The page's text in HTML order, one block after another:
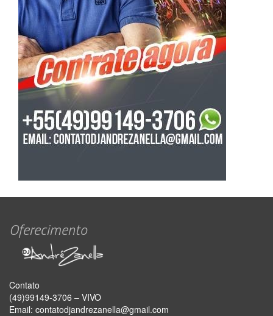
Oferecimento
Contato
(49)99149-3706 – VIVO
Email: contatodjandrezanella@gmail.com